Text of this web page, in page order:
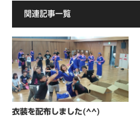
関連記事一覧
衣装を配布しました(^^)